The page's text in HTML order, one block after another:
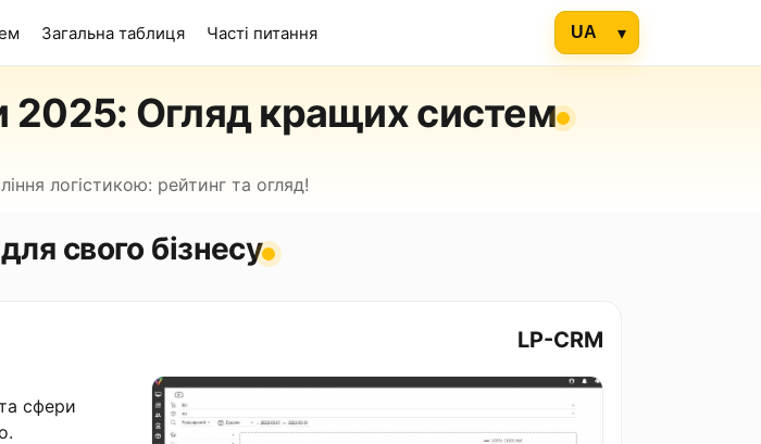
Загальна таблиця Часті питання
2025: Огляд кращих систем
логістикою: рейтинг та огляд!
свого бізнесу
LP-CRM
сфери